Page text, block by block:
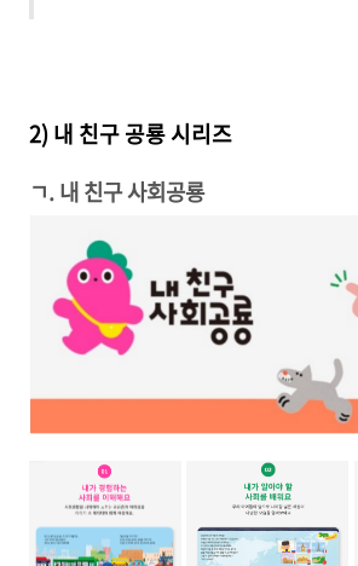
2) 내 친구 공룡 시리즈
ㄱ. 내 친구 사회공룡